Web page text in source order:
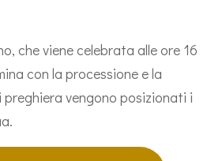
che viene celebrata alle ore 16
con la processione e la
preghiera vengono posizionati i